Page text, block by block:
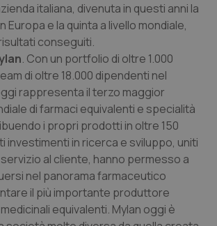
Giulia
& coronaropatie
Atopica
italiana, divenuta in questi anni la
Europa e la quinta a livello mondiale,
conseguiti.
. Con un portfolio di oltre 1.000
di oltre 18.000 dipendenti nel
rappresenta il terzo maggior
di farmaci equivalenti e specialità
i propri prodotti in oltre 150
investimenti in ricerca e sviluppo, uniti
al cliente, hanno permesso a
nel panorama farmaceutico
il più importante produttore
equivalenti. Mylan oggi è